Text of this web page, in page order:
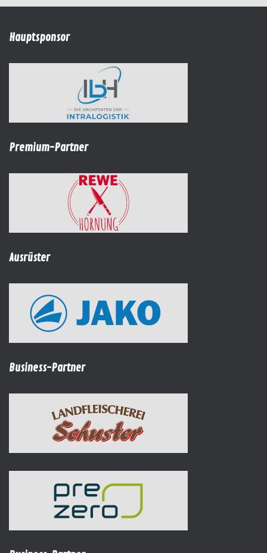
Hauptsponsor
Premium-Partner
Ausrüster
Business-Partner